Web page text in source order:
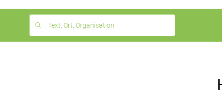
Text, Ort, Organisation